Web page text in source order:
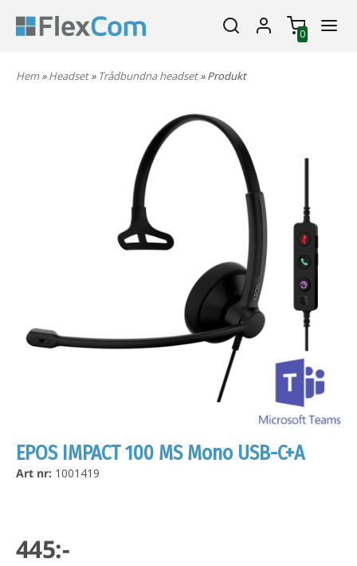
0
Hem»Headset» Trådbundna headset» Produkt
EPOS IMPACT 100 MS Mono USB-C+A
Art nr: 1001419
445:-